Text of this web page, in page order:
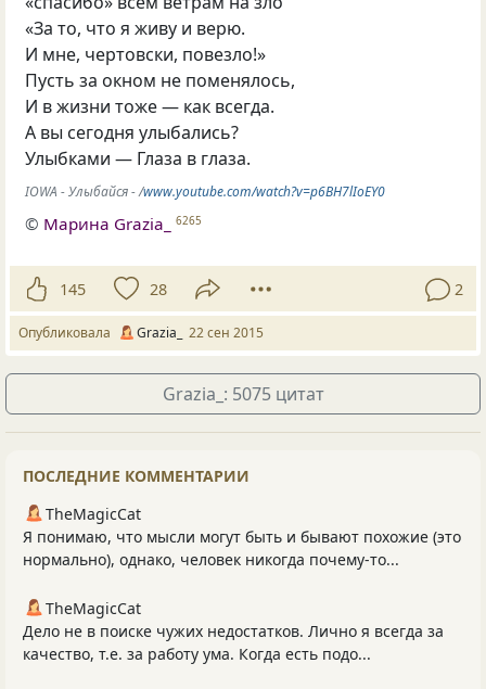
«За то, что я живу и верю.
И мне, чертовски, повезло!»
Пусть за окном не поменялось,
И в жизни тоже — как всегда.
А вы сегодня улыбались?
Улыбками — Глаза в глаза.
IOWA - Улыбайся - /www.youtube.com/watch?v=p6BH7lIoEY0
© Марина Grazia_ 6265
145 28 2
Опубликовала Grazia_ 22 сен 2015
Grazia_: 5075 цитат
ПОСЛЕДНИЕ КОММЕНТАРИИ
TheMagicCat
Я понимаю, что мысли могут быть и бывают похожие (это
нормально), однако, человек никогда почему-то...
TheMagicCat
Дело не в поиске чужих недостатков. Лично я всегда за
качество, т.е. за работу ума. Когда есть подо...